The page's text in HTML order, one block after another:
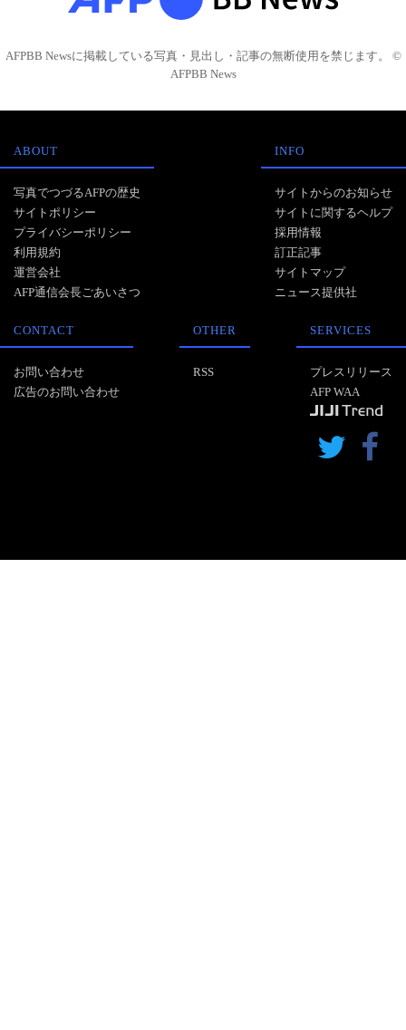
AFPBB Newsに掲載している写真・見出し・記事の無断使用を禁じます。 ©
AFPBB News
ABOUT
写真でつづるAFPの歴史
サイトポリシー
プライバシーポリシー
利用規約
運営会社
AFP通信会長ごあいさつ
INFO
サイトからのお知らせ
サイトに関するヘルプ
採用情報
訂正記事
サイトマップ
ニュース提供社
CONTACT
お問い合わせ
広告のお問い合わせ
OTHER
RSS
SERVICES
プレスリリース
AFP WAA